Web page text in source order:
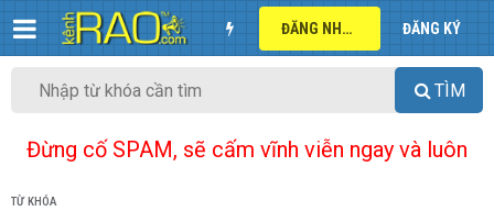
ĐĂNG NHẬP ĐĂNG KÝ
TÌM
Đừng cố SPAM, sẽ cấm vĩnh viễn ngay và luôn
TỪ KHÓA